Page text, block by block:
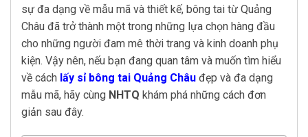
sự đa dạng về mẫu mã và thiết kế, bông tai từ Quảng
Châu đã trở thành một trong những lựa chọn hàng đầu
cho những người đam mê thời trang và kinh doanh phụ
kiện. Vậy nên, nếu bạn đang quan tâm và muốn tìm hiểu
về cách lấy sỉ bông tai Quảng Châu đẹp và đa dạng
mẫu mã, hãy cùng NHTQ khám phá những cách đơn
giản sau đây.